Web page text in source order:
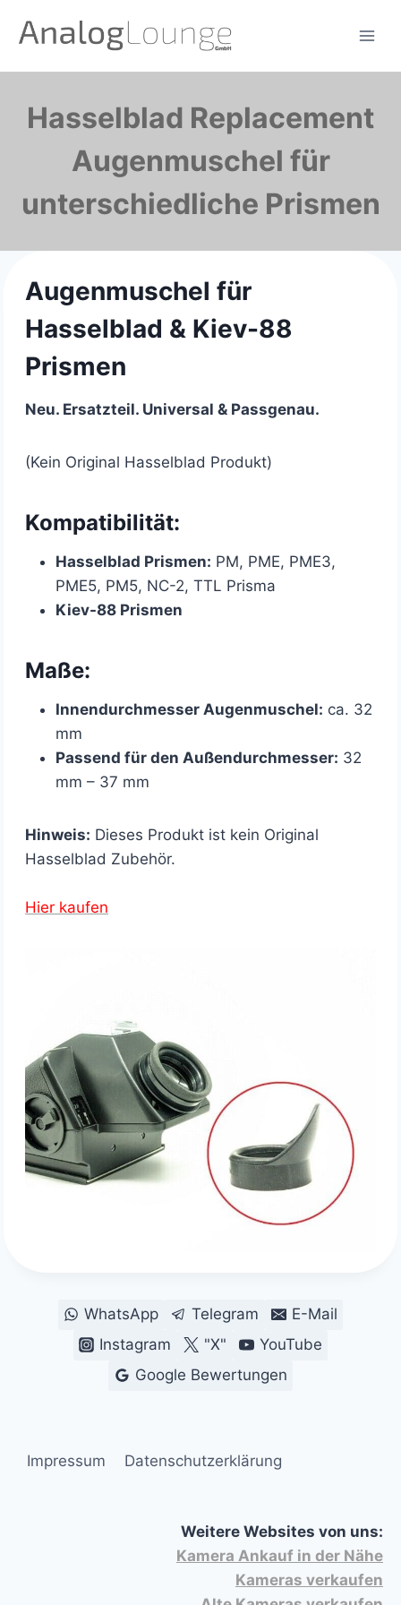
Inhalt
Hasselblad Replacement
Augenmuschel für
unterschiedliche Prismen
Augenmuschel für
Hasselblad & Kiev-88
Prismen
Neu. Ersatzteil. Universal & Passgenau.
(Kein Original Hasselblad Produkt)
Kompatibilität:
Hasselblad Prismen: PM, PME, PME3,
PME5, PM5, NC-2, TTL Prisma
Kiev-88 Prismen
Maße:
Innendurchmesser Augenmuschel: ca. 32
mm
Passend für den Außendurchmesser: 32
mm – 37 mm
Hinweis: Dieses Produkt ist kein Original
Hasselblad Zubehör.
Hier kaufen
WhatsApp Telegram
E-Mail
Instagram
"X"
YouTube
Google Bewertungen
Impressum Datenschutzerklärung
Weitere Websites von uns:
Kamera Ankauf in der Nähe
Kameras verkaufen